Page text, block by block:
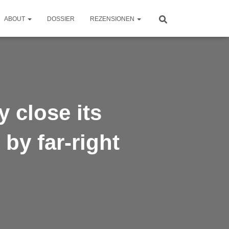
ABOUT DOSSIER REZENSIONEN
close its
by far-right